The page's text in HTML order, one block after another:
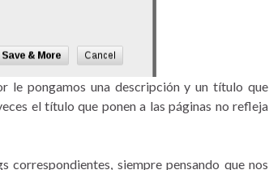
le pongamos una descripción y un título que
el título que ponen a las páginas no refleja
siempre pensando que nos